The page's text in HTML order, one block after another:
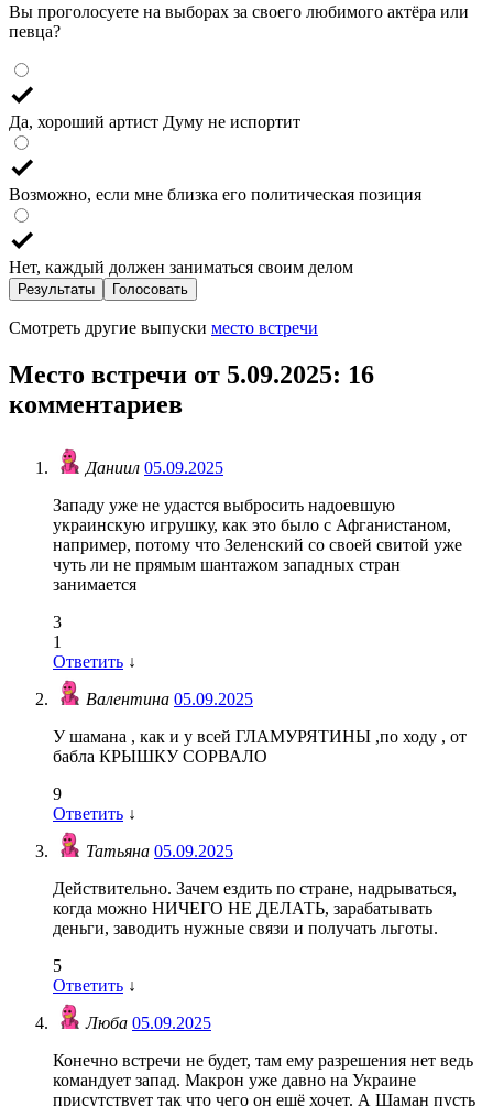
Вы проголосуете на выборах за своего любимого актёра или
певца?
Да, хороший артист Думу не испортит
Возможно, если мне близка его политическая позиция
Нет, каждый должен заниматься своим делом
Результаты Голосовать
Смотреть другие выпуски место встречи
Место встречи от 5.09.2025: 16
комментариев
Даниил 05.09.2025
Западу уже не удастся выбросить надоевшую
украинскую игрушку, как это было с Афганистаном,
например, потому что Зеленский со своей свитой уже
чуть ли не прямым шантажом западных стран
занимается
3
1
Ответить ↓
Валентина 05.09.2025
У шамана , как и у всей ГЛАМУРЯТИНЫ ,по ходу , от
бабла КРЫШКУ СОРВАЛО
9
Ответить ↓
Татьяна 05.09.2025
Действительно. Зачем ездить по стране, надрываться,
когда можно НИЧЕГО НЕ ДЕЛАТЬ, зарабатывать
деньги, заводить нужные связи и получать льготы.
5
Ответить ↓
Люба 05.09.2025
Конечно встречи не будет, там ему разрешения нет ведь
командует запад. Макрон уже давно на Украине
присутствует так что чего он ещё хочет. А Шаман пусть